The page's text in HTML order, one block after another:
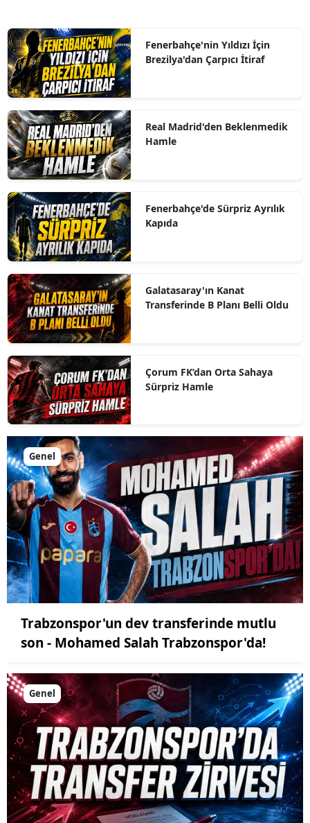
Fenerbahçe'nin Yıldızı İçin
Brezilya'dan Çarpıcı İtiraf
Real Madrid'den Beklenmedik
Hamle
Fenerbahçe'de Sürpriz Ayrılık
Kapıda
Galatasaray'ın Kanat
Transferinde B Planı Belli Oldu
Çorum FK’dan Orta Sahaya
Sürpriz Hamle
Genel
Trabzonspor'un dev transferinde mutlu
son - Mohamed Salah Trabzonspor'da!
Genel